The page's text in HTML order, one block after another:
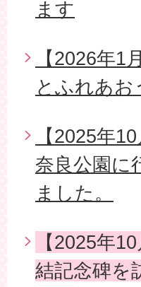
ます
【2026年
とふれあお
【2025年
奈良公園に
ました。
【2025年
結記念碑を